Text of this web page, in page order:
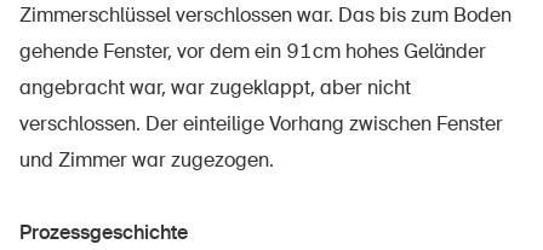
Kurse & Veranstaltungen
Rechtsfragen & Gerichtsentscheide
Sicherheitsdelegierte & Gemeinden
Zimmerschlüssel verschlossen war. Das bis zum Boden
gehende Fenster, vor dem ein 91cm hohes Geländer
angebracht war, war zugeklappt, aber nicht
verschlossen. Der einteilige Vorhang zwischen Fenster
und Zimmer war zugezogen.
Prozessgeschichte